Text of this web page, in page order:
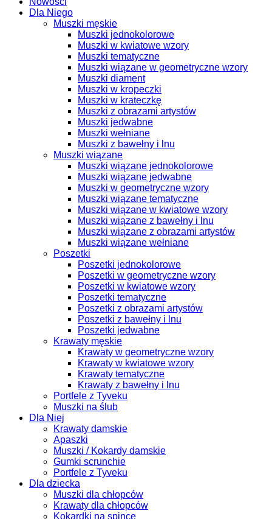
Dla Niego
Muszki męskie
Muszki jednokolorowe
Muszki w kwiatowe wzory
Muszki tematyczne
Muszki wiązane w geometryczne wzory
Muszki diament
Muszki w kropeczki
Muszki w krateczkę
Muszki z obrazami artystów
Muszki jedwabne
Muszki wełniane
Muszki z bawełny i lnu
Muszki wiązane
Muszki wiązane jednokolorowe
Muszki wiązane jedwabne
Muszki w geometryczne wzory
Muszki wiązane tematyczne
Muszki wiązane w kwiatowe wzory
Muszki wiązane z bawełny i lnu
Muszki wiązane z obrazami artystów
Muszki wiązane wełniane
Poszetki
Poszetki jednokolorowe
Poszetki w geometryczne wzory
Poszetki w kwiatowe wzory
Poszetki tematyczne
Poszetki z obrazami artystów
Poszetki z bawełny i lnu
Poszetki jedwabne
Krawaty męskie
Krawaty w geometryczne wzory
Krawaty w kwiatowe wzory
Krawaty tematyczne
Krawaty z bawełny i lnu
Portfele z Tyveku
Muszki na ślub
Dla Niej
Krawaty damskie
Apaszki
Muszki / Kokardy damskie
Gumki scrunchie
Portfele z Tyveku
Dla dziecka
Muszki dla chłopców
Krawaty dla chłopców
Kokardki na spince